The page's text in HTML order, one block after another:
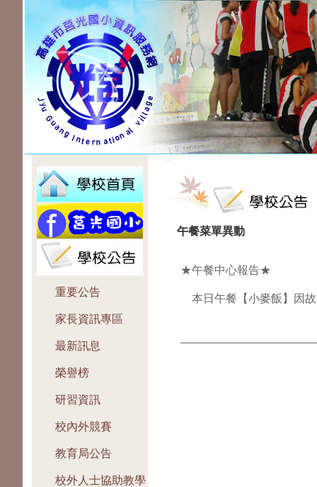
:::
重要公告
家長資訊專區
最新訊息
榮譽榜
研習資訊
校內外競賽
教育局公告
校外人士協助教學
:::
午餐菜單異動
★午餐中心報告★
本日午餐【小麥飯】因